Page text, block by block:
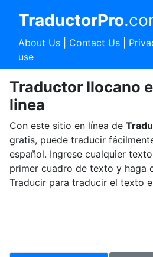
TraductorPro
About Us| Contact Us|
use
Traductor Ilocano
linea
Con este sitio en línea de
gratis, puede traducir
español. Ingrese cualquier
primer cuadro de texto y haga
Traducir para traducir el texto